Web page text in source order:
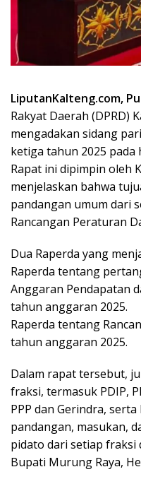
LiputanKalteng.com,
Rakyat Daerah (DPRD)
mengadakan sidang
ketiga tahun 2025 pada
Rapat ini dipimpin oleh
menjelaskan bahwa
pandangan umum dari
Rancangan Peraturan
Dua Raperda yang
Raperda tentang
Anggaran Pendapatan
tahun anggaran 2025.
Raperda tentang
tahun anggaran 2025.
Dalam rapat tersebut,
fraksi, termasuk PDIP,
PPP dan Gerindra,
pandangan, masukan,
pidato dari setiap fraksi
Bupati Murung Raya,